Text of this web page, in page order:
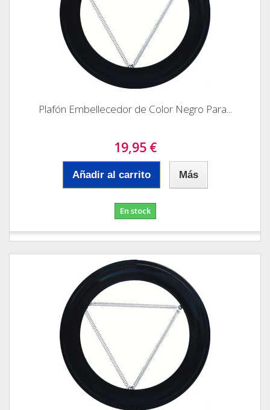
Plafón Embellecedor de Color Negro Para...
19,95 €
Añadir al carrito Más
En stock